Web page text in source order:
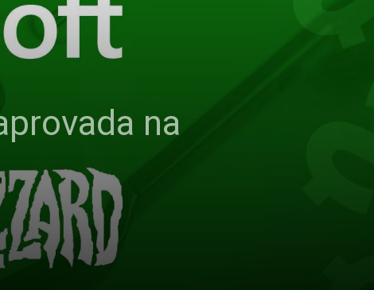
na